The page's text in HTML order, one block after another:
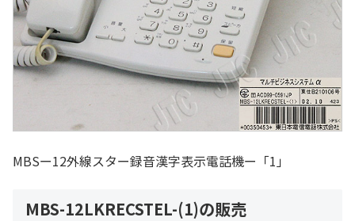
MBSー12外線スター録音漢字表示電話機ー「1」
MBS-12LKRECSTEL-(1)の販売